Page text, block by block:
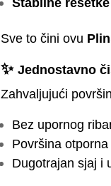
Sve to čini ovu
✨Jednostavno
Zahvaljujući
Bez upornog
Površina
Dugotrajan sjaj i